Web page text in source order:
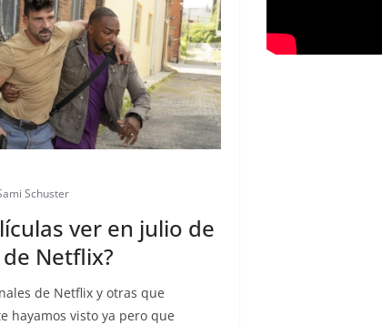
Schuster
ver en julio de
Netflix?
de Netflix y otras que
hayamos visto ya pero que